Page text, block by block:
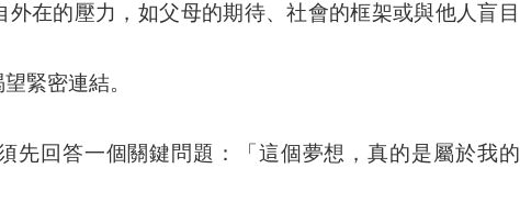
在的壓力，如父母的期待、社會的框架或與他人盲目
望緊密連結。
先回答一個關鍵問題：「 這個夢想，真的是屬於我的